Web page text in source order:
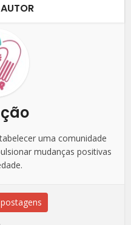
uma comunidade
mudanças positivas